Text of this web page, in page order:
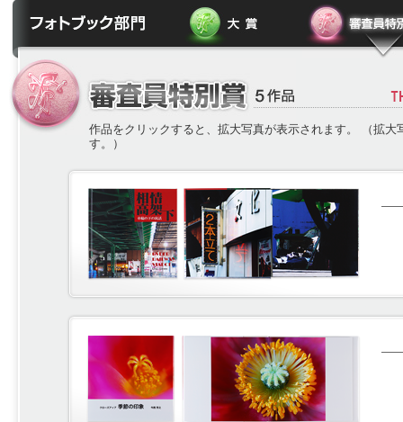
作品をクリックすると、拡大写真が表示されます。 （拡
す。）